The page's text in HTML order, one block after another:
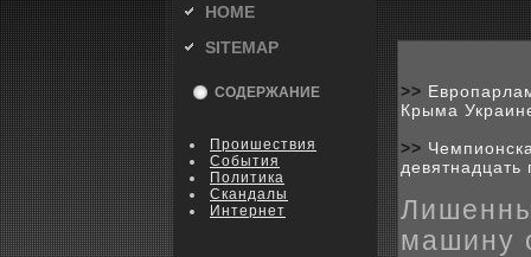
HOME
SITEMAP
СОДЕРЖАНИЕ
Пpoишествия
События
Политика
Скандалы
Интернет
>>
Крыма
>>
девятнадцать
машину